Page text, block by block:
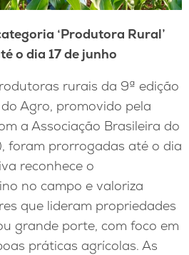
‘Produtora Rural’
o dia 17 de junho
rurais da 9ª edição
Agro, promovido pela
a Associação Brasileira do
foram prorrogadas até o dia
reconhece o
no campo e valoriza
que lideram propriedades
grande porte, com foco em
práticas agrícolas. As